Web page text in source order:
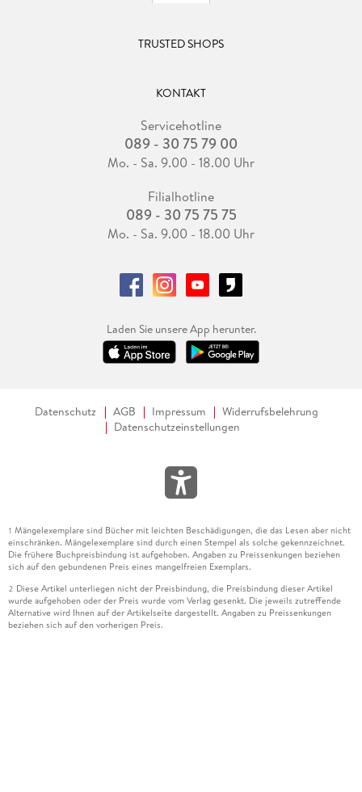
TRUSTED SHOPS
KONTAKT
Servicehotline
089 - 30 75 79 00
Mo. - Sa. 9.00 - 18.00 Uhr
Filialhotline
089 - 30 75 75 75
Mo. - Sa. 9.00 - 18.00 Uhr
Laden Sie unsere App herunter.
Datenschutz AGB Impressum
Widerrufsbelehrung
Datenschutzeinstellungen
1 Mängelexemplare sind Bücher mit leichten Beschädigungen, die das Lesen aber nicht
einschränken. Mängelexemplare sind durch einen Stempel als solche gekennzeichnet.
Die frühere Buchpreisbindung ist aufgehoben. Angaben zu Preissenkungen beziehen
sich auf den gebundenen Preis eines mangelfreien Exemplars.
2 Diese Artikel unterliegen nicht der Preisbindung, die Preisbindung dieser Artikel
wurde aufgehoben oder der Preis wurde vom Verlag gesenkt. Die jeweils zutreffende
Alternative wird Ihnen auf der Artikelseite dargestellt. Angaben zu Preissenkungen
beziehen sich auf den vorherigen Preis.